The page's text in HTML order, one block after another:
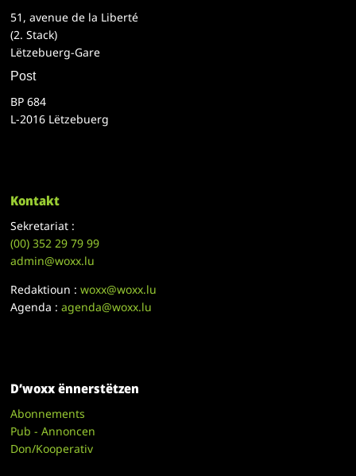
51, avenue de la Liberté
(2. Stack)
Lëtzebuerg-Gare
Post
BP 684
L-2016 Lëtzebuerg
Kontakt
Sekretariat :
(00)352 29 79 99
admin@woxx.lu
Redaktioun :woxx@woxx.lu
Agenda :agenda@woxx.lu
D’woxx ënnerstëtzen
Abonnements
Pub - Annoncen
Don/Kooperativ